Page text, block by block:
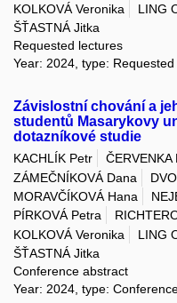
KOLKOVÁ Veronika
LING
ŠŤASTNÁ Jitka
Requested lectures
Year: 2024, type:
Závislostní chování a
studentů Masarykovy
dotazníkové studie
KACHLÍK Petr ČERVENKA
ZÁMEČNÍKOVÁ Dana
MORAVČÍKOVÁ Hana
PÍRKOVÁ Petra
KOLKOVÁ Veronika
LING
ŠŤASTNÁ Jitka
Conference abstract
Year: 2024, type: